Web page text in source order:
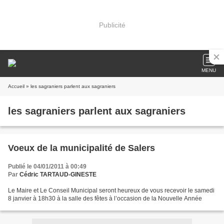
Publicité
MENU
Accueil » les sagraniers parlent aux sagraniers
les sagraniers parlent aux sagraniers
Voeux de la municipalité de Salers
Publié le 04/01/2011 à 00:49
Par Cédric TARTAUD-GINESTE
Le Maire et Le Conseil Municipal seront heureux de vous recevoir le samedi
8 janvier à 18h30 à la salle des fêtes à l’occasion de la Nouvelle Année